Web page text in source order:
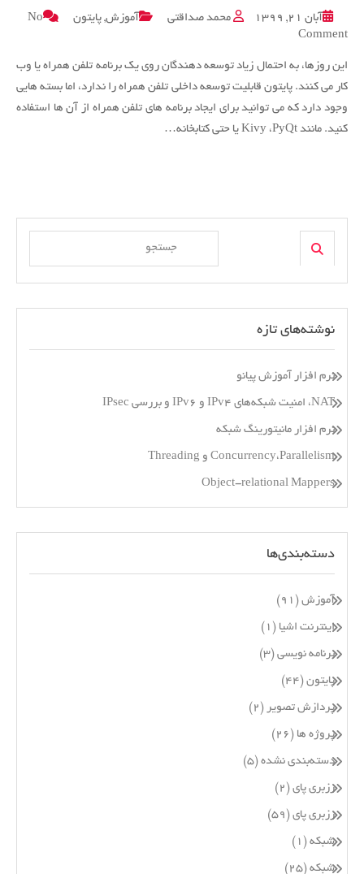
آبان ۲۱, ۱۳۹۹ محمد صداقتی آموزش, پایتون
No
Comment
on
فریمورک
Kivy
در
(بخش
این روزها، به احتمال زیاد توسعه دهندگان روی یک برنامه تلفن همراه یا وب
کار می کنند. پایتون قابلیت توسعه داخلی تلفن همراه را ندارد، اما بسته هایی
وجود دارد که می توانید برای ایجاد برنامه های تلفن همراه از آن ها استفاده
کنید. مانند Kivy ،PyQt یا حتی کتابخانه…
نوشته‌های تازه
نرم افزار آموزش پیانو
NAT، امنیت شبکه‌های IPv4 و IPv6 و بررسی IPsec
نرم افزار مانیتورینگ شبکه
Concurrency،Parallelism و Threading
Object-relational Mappers
دسته‌بندی‌ها
آموزش (۹۱)
اینترنت اشیا (۱)
برنامه نویسی (۳)
پایتون (۴۴)
پردازش تصویر (۲)
پروژه ها (۲۶)
دسته‌بندی نشده (۵)
رزبری پای (۲)
رزبری پای (۵۹)
شبکه (۱)
شبکه (۲۵)